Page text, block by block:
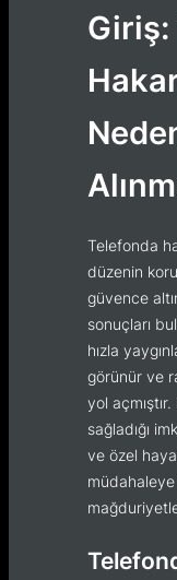
Giriş:
Telefonda
düzenin
güvence
sonuçları
hızla
görünür ve
yol
sağladığı
ve özel